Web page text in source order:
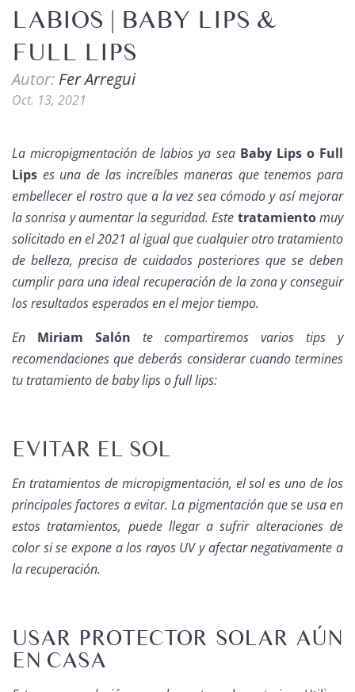
LABIOS | BABY LIPS &
FULL LIPS
Autor: Fer Arregui
Oct. 13, 2021
La micropigmentación de labios ya sea Baby Lips o Full
Lips es una de las increíbles maneras que tenemos para
embellecer el rostro que a la vez sea cómodo y así mejorar
la sonrisa y aumentar la seguridad. Este tratamientomuy
solicitado en el 2021 al igual que cualquier otro tratamiento
de belleza, precisa de cuidados posteriores que se deben
cumplir para una ideal recuperación de la zona y conseguir
los resultados esperados en el mejor tiempo.
En Miriam Salón te compartiremos varios tips y
recomendaciones que deberás considerar cuando termines
tu tratamiento de baby lips o full lips:
EVITAR EL SOL
En tratamientos de micropigmentación, el sol es uno de los
principales factores a evitar. La pigmentación que se usa en
estos tratamientos, puede llegar a sufrir alteraciones de
color si se expone a los rayos UV y afectar negativamente a
la recuperación.
USAR PROTECTOR SOLAR AÚN
EN CASA